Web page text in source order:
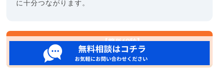
に十分つながります。
【簡単60秒】
転職の不安を相談して整理する